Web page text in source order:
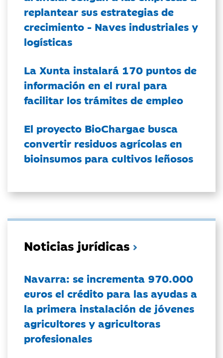
replantear sus estrategias de
crecimiento - Naves industriales y
logísticas
La Xunta instalará 170 puntos de
información en el rural para
facilitar los trámites de empleo
El proyecto BioChargae busca
convertir residuos agrícolas en
bioinsumos para cultivos leñosos
Noticias jurídicas
Navarra: se incrementa 970.000
euros el crédito para las ayudas a
la primera instalación de jóvenes
agricultores y agricultoras
profesionales